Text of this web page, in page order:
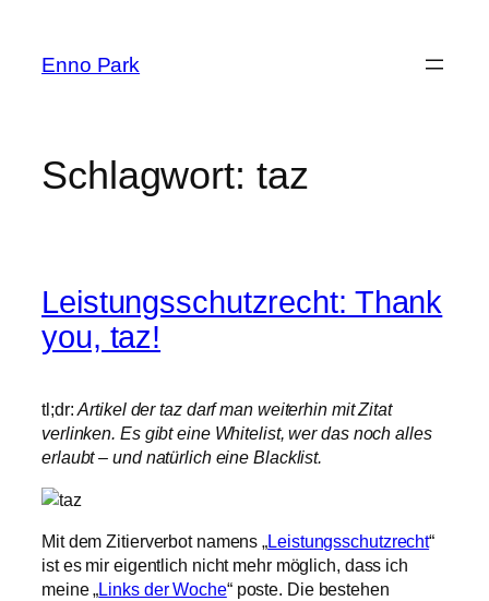
springen
Enno Park
Schlagwort: taz
Leistungsschutzrecht: Thank
you, taz!
tl;dr:Artikel der taz darf man weiterhin mit Zitat
verlinken. Es gibt eine Whitelist, wer das noch alles
erlaubt – und natürlich eine Blacklist.
Mit dem Zitierverbot namens „Leistungsschutzrecht“
ist es mir eigentlich nicht mehr möglich, dass ich
meine „Links der Woche“ poste. Die bestehen